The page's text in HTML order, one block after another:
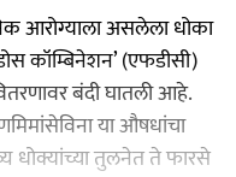
आरोग्याला असलेला धोका
कॉम्बिनेशन’ (एफडीसी)
बंदी घातली आहे.
या औषधांचा
धोक्यांच्या तुलनेत ते फारसे